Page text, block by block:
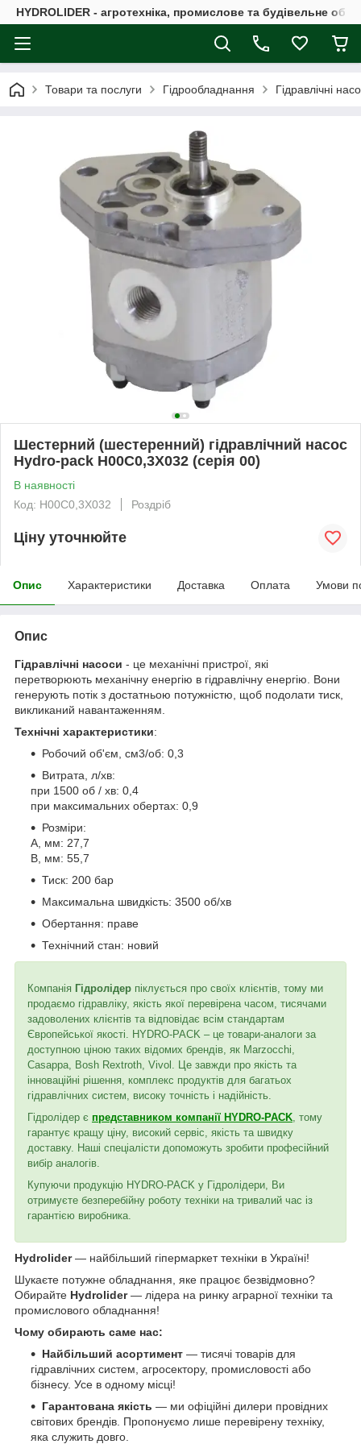
HYDROLIDER - агротехніка, промислове та будівельне
Товари та послуги Гідрообладнання Гідравлічні
Шестерний (шестеренний) гідравлічний насос
Hydro-pack H00C0,3X032 (серія 00)
В наявності
Код: H00C0,3X032
Роздріб
Ціну уточнюйте
Опис Характеристики Доставка Оплата Умови
Опис
Гідравлічні насоси - це механічні пристрої, які
перетворюють механічну енергію в гідравлічну енергію. Вони
генерують потік з достатньою потужністю, щоб подолати тиск,
викликаний навантаженням.
Технічні характеристики:
Робочий об'єм, см3/об: 0,3
Витрата, л/хв:
при 1500 об / хв: 0,4
при максимальних обертах: 0,9
Розміри:
A, мм: 27,7
B, мм: 55,7
Тиск: 200 бар
Максимальна швидкість: 3500 об/хв
Обертання: праве
Технічний стан: новий
Компанія Гідролідер піклується про своїх клієнтів, тому ми
продаємо гідравліку, якість якої перевірена часом, тисячами
задоволених клієнтів та відповідає всім стандартам
Європейської якості. HYDRO-PACK – це товари-аналоги за
доступною ціною таких відомих брендів, як Marzocchi,
Casappa, Bosh Rextroth, Vivol. Це завжди про якість та
інноваційні рішення, комплекс продуктів для багатьох
гідравлічних систем, високу точність і надійність.
Гідролідер є представником компанії HYDRO-PACK , тому
гарантує кращу ціну, високий сервіс, якість та швидку
доставку. Наші спеціалісти допоможуть зробити професійний
вибір аналогів.
Купуючи продукцію HYDRO-PACK у Гідролідери, Ви
отримуєте безперебійну роботу техніки на тривалий час із
гарантією виробника.
Hydrolider— найбільший гіпермаркет техніки в Україні!
Шукаєте потужне обладнання, яке працює безвідмовно?
Обирайте Hydrolider— лідера на ринку аграрної техніки та
промислового обладнання!
Чому обирають саме нас:
Найбільший асортимент — тисячі товарів для
гідравлічних систем, агросектору, промисловості або
бізнесу. Усе в одному місці!
Гарантована якість — ми офіційні дилери провідних
світових брендів. Пропонуємо лише перевірену техніку,
яка служить довго.